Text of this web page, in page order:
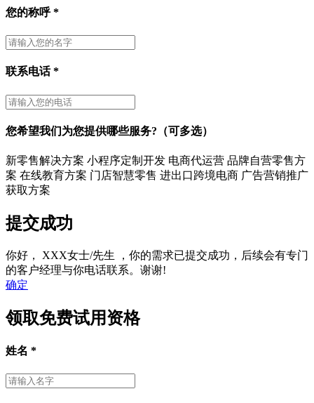
您的称呼*
联系电话*
您希望我们为您提供哪些服务?（可多选）
新零售解决方案 小程序定制开发 电商代运营 品牌自营零售方
案 在线教育方案 门店智慧零售 进出口跨境电商 广告营销推广
获取方案
提交成功
你好， XXX女士/先生
，你的需求已提交成功，后续会有专门
的客户经理与你电话联系。谢谢!
确定
领取免费试用资格
姓名 *